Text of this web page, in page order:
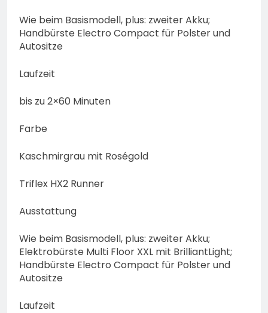
Wie beim Basismodell, plus: zweiter Akku;
Handbürste Electro Compact für Polster und
Autositze
Laufzeit
bis zu 2×60 Minuten
Farbe
Kaschmirgrau mit Roségold
Triflex HX2 Runner
Ausstattung
Wie beim Basismodell, plus: zweiter Akku;
Elektrobürste Multi Floor XXL mit BrilliantLight;
Handbürste Electro Compact für Polster und
Autositze
Laufzeit